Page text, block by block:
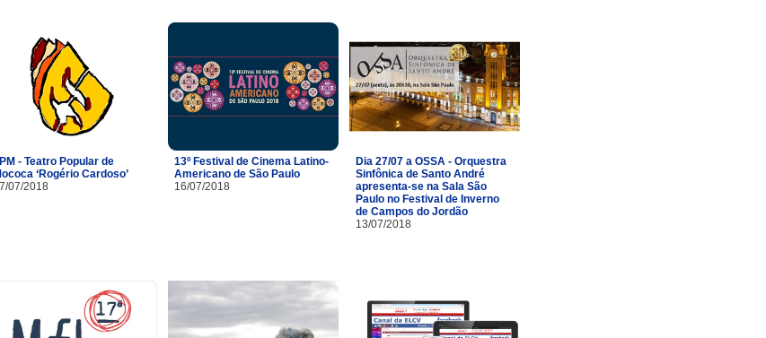
- Teatro Popular de
‘Rogério Cardoso’
07/2018
13º Festival de Cinema Latino-
Americano de São Paulo
16/07/2018
Dia 27/07 a OSSA - Orquestra
Sinfônica de Santo André
apresenta-se na Sala São
Paulo no Festival de Inverno
de Campos do Jordão
13/07/2018